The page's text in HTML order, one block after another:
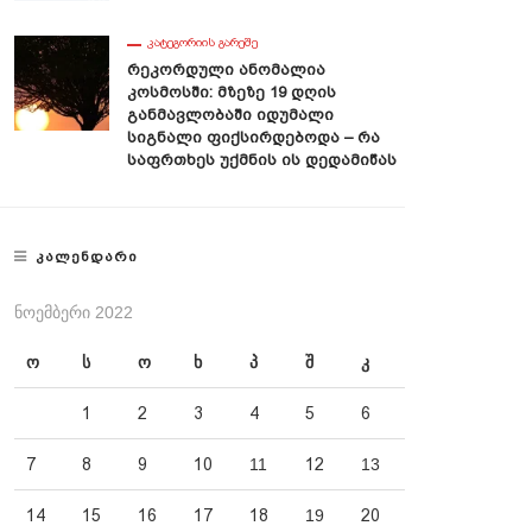
ᲙᲐᲢᲔᲒᲝᲠᲘᲘᲡ ᲒᲐᲠᲔᲨᲔ
Რეკორდული Ანომალია
Კოსმოსში: Მზეზე 19 Დღის
Განმავლობაში Იდუმალი
Სიგნალი Ფიქსირდებოდა – Რა
Საფრთხეს Უქმნის Ის Დედამიწას
ᲙᲐᲚᲔᲜᲓᲐᲠᲘ
ᲜᲝᲔᲛᲑᲔᲠᲘ 2022
ო ს ო ხ პ შ კ
1 2 3 4 5 6
7 8 9 10 11 12 13
14 15 16 17 18 19 20